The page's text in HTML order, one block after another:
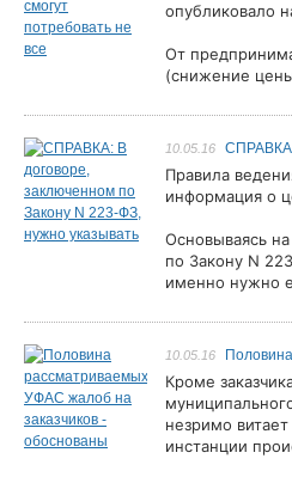
опубликовало
От
(снижение
10.05.16 СПРАВКА:
Правила
информация о
Основываясь
по Закону N
именно нужно
10.05.16
Кроме
незримо
инстанции